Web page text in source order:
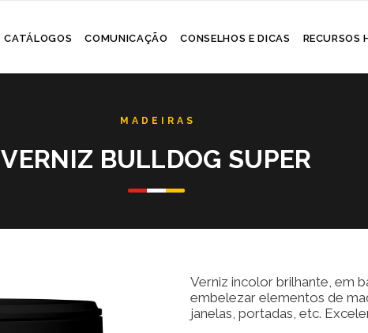
to
CATÁLOGOS COMUNICAÇÃO CONSELHOS E DICAS RECURSOS
VERNIZ BULLDOG SUPER
Verniz incolor brilhante, em
embelezar elementos de
janelas, portadas, etc.